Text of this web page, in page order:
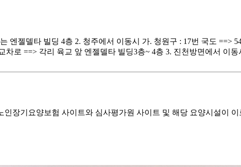
엔젤델타 빌딩 4층 2. 청주에서 이동시 가. 청원구 : 17번 국도 ==>
로 ==> 각리 육교 앞 엔젤델타 빌딩3층~ 4층 3. 진천방면에서 이
장기요양보험 사이트와 심사평가원 사이트 및 해당 요양시설이